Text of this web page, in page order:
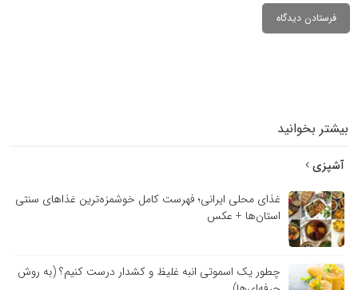
بیشتر بخوانید
آشپزی
غذای محلی ایرانی؛ فهرست کامل خوشمزه‌ترین غذاهای سنتی
استان‌ها + عکس
چطور یک اسموتی انبه غلیظ و کشدار درست کنیم؟ (به روش